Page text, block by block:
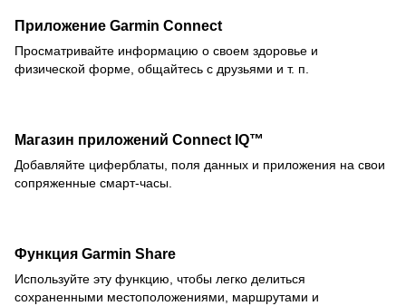
Приложение Garmin Connect
Просматривайте информацию о своем здоровье и
физической форме, общайтесь с друзьями и т. п.
Магазин приложений Connect IQ™
Добавляйте циферблаты, поля данных и приложения на свои
сопряженные смарт-часы.
Функция Garmin Share
Используйте эту функцию, чтобы легко делиться
сохраненными местоположениями, маршрутами и